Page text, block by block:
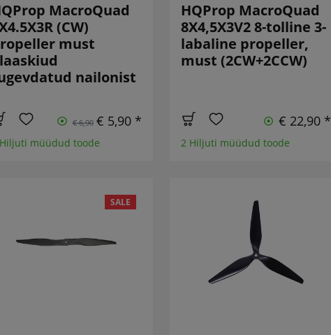
MacroQuad
(CW)
must
nailonist
€ 6,90 € 5,90 *
müüdud toode
HQProp MacroQuad
8X4,5X3V2 8-tolline 3-
labaline propeller,
must (2CW+2CCW)
€ 22,90 *
2 Hiljuti müüdud toode
SALE